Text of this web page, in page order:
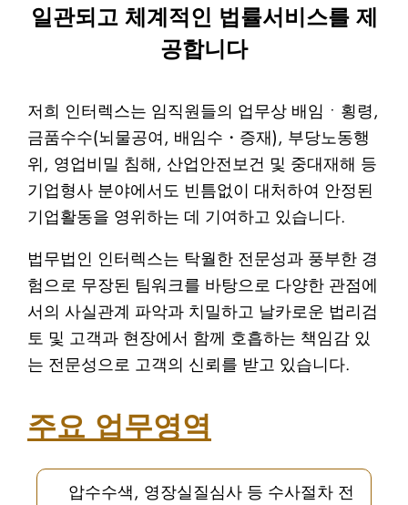
일관되고 체계적인 법률서비스를 제
공합니다
저희 인터렉스는 임직원들의 업무상 배임ㆍ횡령,
금품수수(뇌물공여, 배임수・증재), 부당노동행
위, 영업비밀 침해, 산업안전보건 및 중대재해 등
기업형사 분야에서도 빈틈없이 대처하여 안정된
기업활동을 영위하는 데 기여하고 있습니다.
법무법인 인터렉스는 탁월한 전문성과 풍부한 경
험으로 무장된 팀워크를 바탕으로 다양한 관점에
서의 사실관계 파악과 치밀하고 날카로운 법리검
토 및 고객과 현장에서 함께 호흡하는 책임감 있
는 전문성으로 고객의 신뢰를 받고 있습니다.
주요 업무영역
압수수색, 영장실질심사 등 수사절차 전